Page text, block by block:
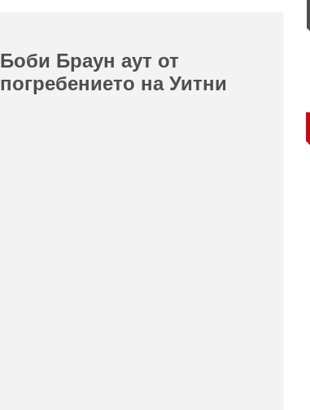
Боби Браун аут от
погребението на Уитни